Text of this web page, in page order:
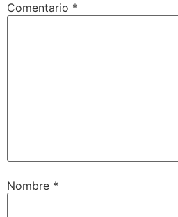
Comentario *
Nombre *